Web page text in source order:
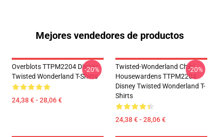
Mejores vendedores de productos
Overblots TTPM2204 Disney
Twisted Wonderland T-Shirts
24,38 € - 28,06 €
-20%
Twisted-Wonderland Chibi
Housewardens TTPM2204
Disney Twisted Wonderland T-
Shirts
24,38 € - 28,06 €
-20%